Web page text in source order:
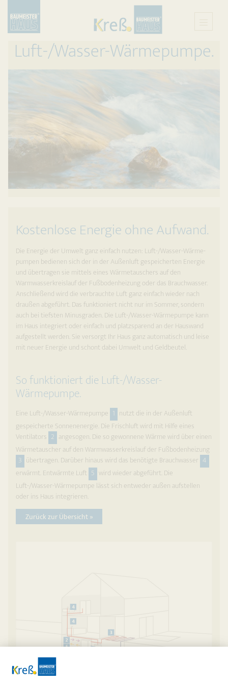
Luft-/Wasser-Wärmepumpe.
Kostenlose Energie ohne Aufwand.
Die Energie der Umwelt ganz einfach nutzen: Luft-/Wasser-Wärme­
pumpen bedienen sich der in der Außenluft gespeicherten Energie
und übertragen sie mittels eines Wärme­tauschers auf den
Warmwasserkreislauf der Fuß­bodenheizung oder das Brauchwasser.
Anschließend wird die verbrauchte Luft ganz einfach wieder nach
draußen abgeführt. Das funktioniert nicht nur im Sommer, sondern
auch bei tiefsten Minusgraden. Die Luft-/Wasser-Wärmepumpe kann
im Haus integriert oder einfach und platzsparend an der Hauswand
aufgestellt werden. Sie versorgt Ihr Haus ganz auto­matisch und leise
mit neuer Energie und schont dabei Umwelt und Geldbeutel.
So funktioniert die Luft-/Wasser-
Wärmepumpe.
Eine Luft-/Wasser-Wärmepumpe 1 nutzt die in der Außenluft
gespeicherte Sonnen­energie. Die Frischluft wird mit Hilfe eines
Ventilators 2 angesogen. Die so gewonnene Wärme wird über einen
Wärmetauscher auf den Warm­wasserkreislauf der Fußboden­heizung
3 über­tragen. Darüber hinaus wird das benötigte Brauchwasser 4
erwärmt. Entwärmte Luft 5 wird wieder abge­führt. Die
Luft-/Wasser-Wärmepumpe lässt sich entweder außen auf­stel­len
oder ins Haus integrieren.
Zurück zur Übersicht »